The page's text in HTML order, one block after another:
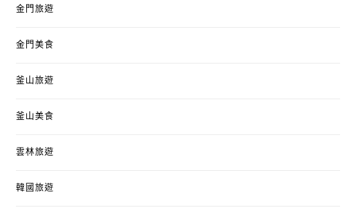
金門旅遊
金門美食
釜山旅遊
釜山美食
雲林旅遊
韓國旅遊